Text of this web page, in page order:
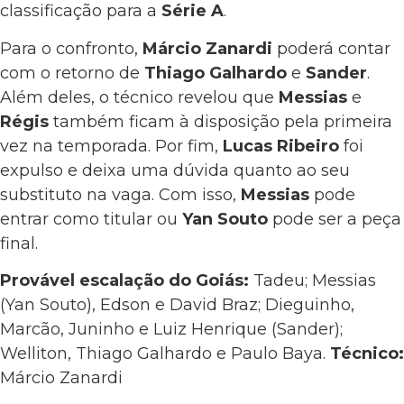
classificação para a Série A.
Para o confronto, Márcio Zanardi poderá contar
com o retorno de Thiago Galhardo e Sander.
Além deles, o técnico revelou que Messias e
Régis também ficam à disposição pela primeira
vez na temporada. Por fim, Lucas Ribeiro foi
expulso e deixa uma dúvida quanto ao seu
substituto na vaga. Com isso, Messias pode
entrar como titular ou Yan Souto pode ser a peça
final.
Provável escalação do Goiás: Tadeu; Messias
(Yan Souto), Edson e David Braz; Dieguinho,
Marcão, Juninho e Luiz Henrique (Sander);
Welliton, Thiago Galhardo e Paulo Baya. Técnico:
Márcio Zanardi